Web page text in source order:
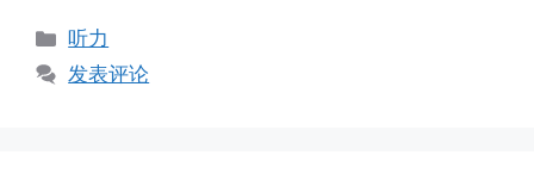
分
类
听力
发表评论